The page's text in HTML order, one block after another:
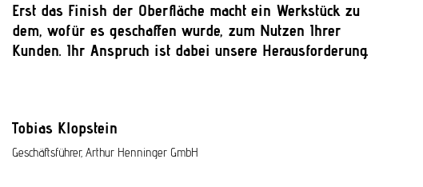
Erst das Finish der Oberfläche macht ein Werkstück zu
dem, wofür es geschaffen wurde, zum Nutzen Ihrer
Kunden. Ihr Anspruch ist dabei unsere Herausforderung.
Tobias Klopstein
Geschäftsführer, Arthur Henninger GmbH